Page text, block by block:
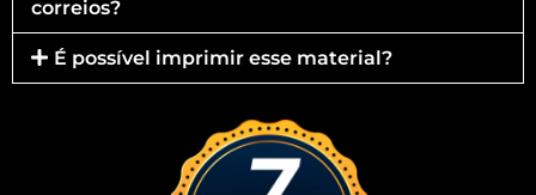
correios?
É possível imprimir esse material?